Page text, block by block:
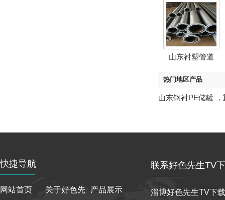
山东衬塑管道
热门地区产品
山东钢衬PE储罐 ，
快捷导航
网站首页 关于好色先 产品展示
联系好色先生TV
淄博好色先生TV下